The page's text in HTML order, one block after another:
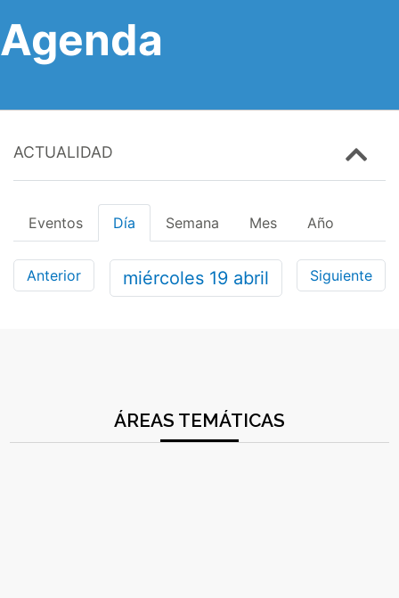
Agenda
ACTUALIDAD
Eventos Día Semana Mes Año
Anterior miércoles 19 abril Siguiente
ÁREAS TEMÁTICAS